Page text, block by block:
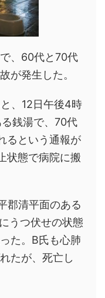
、60代と70代
が発生した。
、12日午後4時
銭湯で、70代
るという通報が
状態で病院に搬
郡清平面のある
うつ伏せの状態
た。B氏も心肺
たが、死亡し